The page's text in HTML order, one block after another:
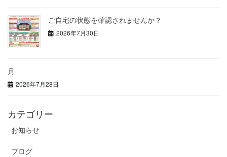
ご自宅の状態を確認されませんか？
2026年7月30日
月
2026年7月28日
カテゴリー
お知らせ
ブログ